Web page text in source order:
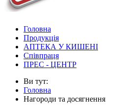
Головна
Продукція
АПТЕКА У КИШЕНІ
Співпраця
ПРЕС - ЦЕНТР
Ви тут:
Головна
Нагороди та досягнення